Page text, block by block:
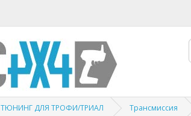
ТЮНИНГ ДЛЯ ТРОФИ/ТРИАЛ Трансмиссия